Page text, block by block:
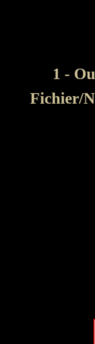
1 -
Fichier/